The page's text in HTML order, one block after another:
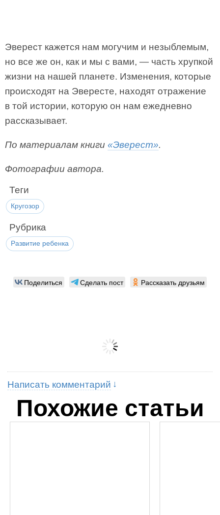
Эверест кажется нам могучим и незыблемым,
но все же он, как и мы с вами, — часть хрупкой
жизни на нашей планете. Изменения, которые
происходят на Эвересте, находят отражение
в той истории, которую он нам ежедневно
рассказывает.
По материалам книги «Эверест».
Фотографии автора.
Теги
Кругозор
Рубрика
Развитие ребенка
Поделиться Сделать пост Рассказать друзьям
Написать комментарий
Похожие статьи